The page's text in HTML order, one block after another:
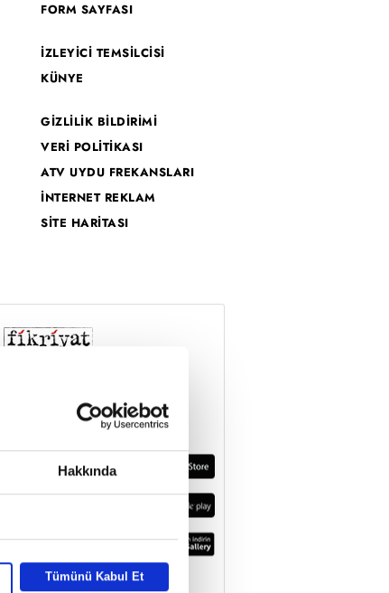
Hakkında
Tümünü Kabul Et
FORM SAYFASI
İZLEYİCİ TEMSİLCİSİ
KÜNYE
GİZLİLİK BİLDİRİMİ
VERİ POLİTİKASI
ATV UYDU FREKANSLARI
İNTERNET REKLAM
SİTE HARİTASI